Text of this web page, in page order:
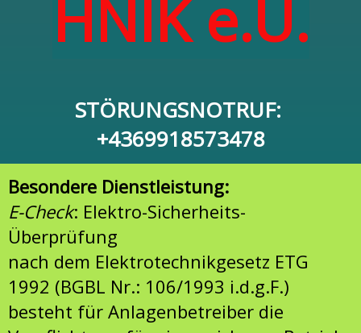
HNIK e.U.
STÖRUNGSNOTRUF:
+4369918573478
Besondere Dienstleistung:
E-Check: Elektro-Sicherheits-
Überprüfung
nach dem Elektrotechnikgesetz ETG
1992 (BGBL Nr.: 106/1993 i.d.g.F.)
besteht für Anlagenbetreiber die